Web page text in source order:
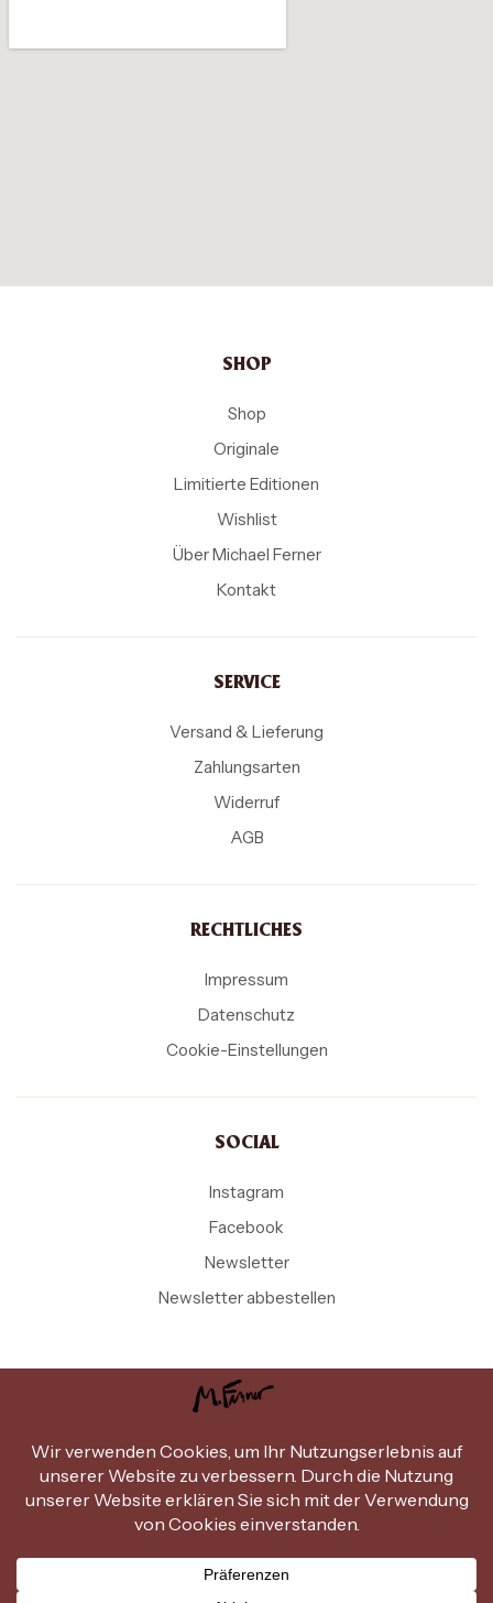
SHOP
Shop
Originale
Limitierte Editionen
Wishlist
Über Michael Ferner
Kontakt
SERVICE
Versand & Lieferung
Zahlungsarten
Widerruf
AGB
RECHTLICHES
Impressum
Datenschutz
Cookie-Einstellungen
SOCIAL
Instagram
Facebook
Newsletter
Newsletter abbestellen
Copyright Michael Ferner © 2026.Design bymiammiam.at